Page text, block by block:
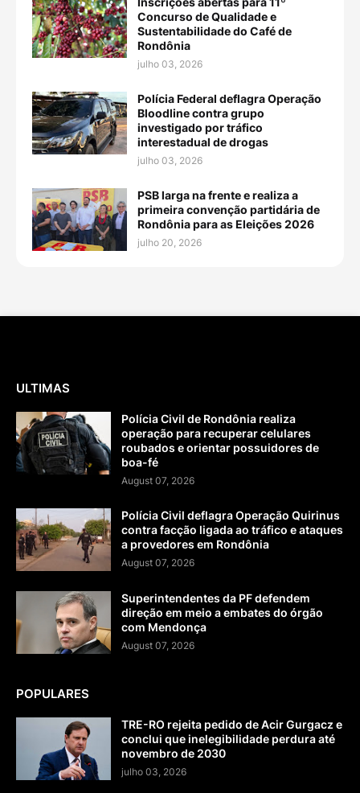
Concurso de Qualidade e
Sustentabilidade do Café de
Rondônia
julho 03, 2026
Polícia Federal deflagra Operação
Bloodline contra grupo
investigado por tráfico
interestadual de drogas
julho 03, 2026
PSB larga na frente e realiza a
primeira convenção partidária de
Rondônia para as Eleições 2026
julho 20, 2026
ULTIMAS
Polícia Civil de Rondônia realiza
operação para recuperar celulares
roubados e orientar possuidores de
boa-fé
August 07, 2026
Polícia Civil deflagra Operação Quirinus
contra facção ligada ao tráfico e ataques
a provedores em Rondônia
August 07, 2026
Superintendentes da PF defendem
direção em meio a embates do órgão
com Mendonça
August 07, 2026
POPULARES
TRE-RO rejeita pedido de Acir Gurgacz e
conclui que inelegibilidade perdura até
novembro de 2030
julho 03, 2026